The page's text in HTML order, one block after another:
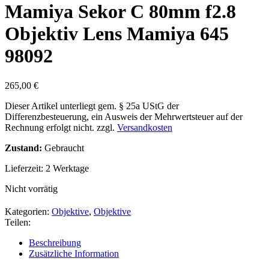
Mamiya Sekor C 80mm f2.8
Objektiv Lens Mamiya 645
98092
265,00 €
Dieser Artikel unterliegt gem. § 25a UStG der
Differenzbesteuerung, ein Ausweis der Mehrwertsteuer auf der
Rechnung erfolgt nicht. zzgl. Versandkosten
Zustand: Gebraucht
Lieferzeit: 2 Werktage
Nicht vorrätig
Kategorien: Objektive, Objektive
Teilen:
Beschreibung
Zusätzliche Information